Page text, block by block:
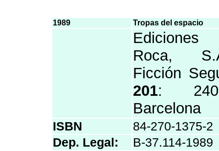
1989 Tropas del espacio
Roca,
Ficción
201:
Barcelona
ISBN
84-270-1375-2
Dep. Legal:
B-37.114-1989